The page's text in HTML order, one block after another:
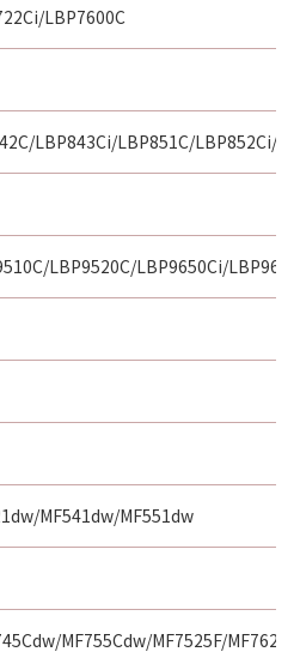
LBP7600C
LBP843Ci/LBP851C/LBP852Ci/
LBP9520C/LBP9650Ci/
MF541dw/MF551dw
MF755Cdw/MF7525F/